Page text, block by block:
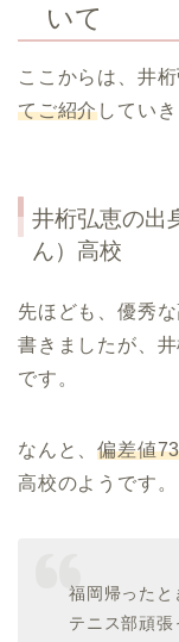
いて
ここからは、井
てご紹介していき
井桁弘恵の出
ん）高校
先ほども、優秀
書きましたが、
です。
なんと、偏差値73
高校のようです。
福岡帰ったと
テニス部頑張